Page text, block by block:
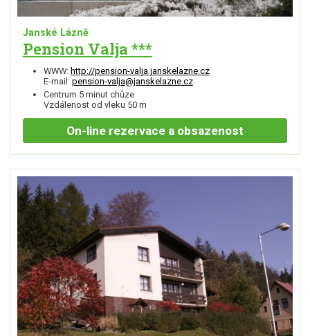
Janské Lázně
Pension Valja ***
WWW: http://pension-valja.janskelazne.cz
E-mail: pension-valja@janskelazne.cz
Centrum 5 minut chůze
Vzdálenost od vleku 50 m
On-line rezervace a obsazenost